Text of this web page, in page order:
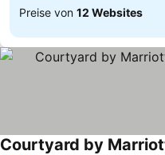
Preise von 12 Websites